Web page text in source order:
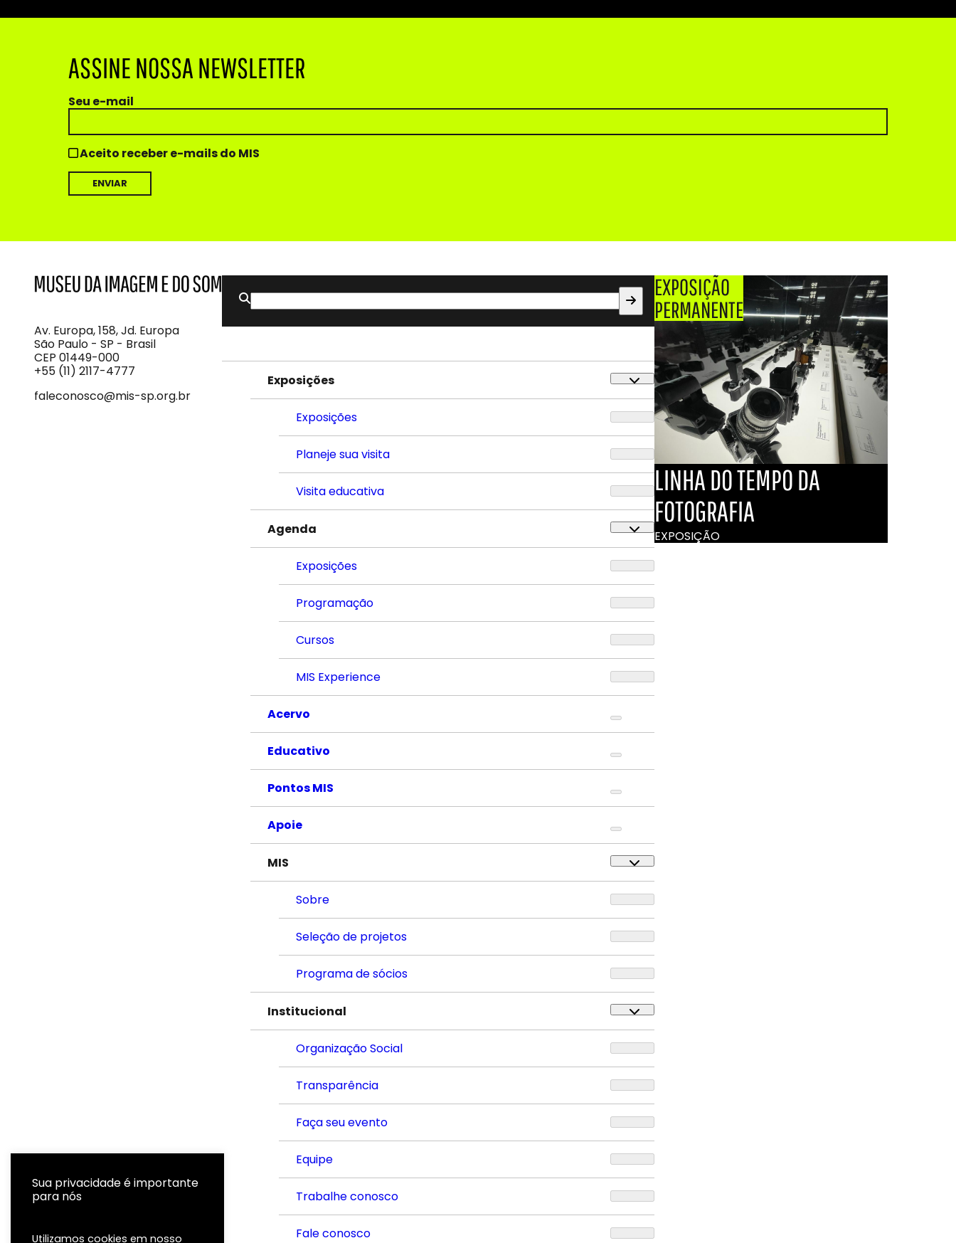
ASSINE NOSSA NEWSLETTER
Seu e-mail
Aceito receber e-mails do MIS
Imagem
e
do
Som
Av. Europa, 158, Jd. Europa
São Paulo - SP - Brasil
CEP 01449-000
+55 (11) 2117-4777
faleconosco@mis-sp.org.br
Buscar
por:
Exposições
Exposições
Planeje sua visita
Visita educativa
Agenda
Exposições
Programação
Cursos
MIS Experience
Acervo
Educativo
Pontos MIS
Apoie
MIS
Sobre
Seleção de projetos
Programa de sócios
Institucional
Organização Social
Transparência
Faça seu evento
Equipe
Trabalhe conosco
Fale conosco
EXPOSIÇÃO
PERMANENTE
LINHA DO TEMPO DA
FOTOGRAFIA
EXPOSIÇÃO
Sua privacidade é importante
para nós
Utilizamos cookies em nosso